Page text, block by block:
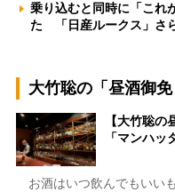
乗り込むと同時に「これ
た 「日産ルークス」さ
大竹聡の「昼酒御免
【大竹聡の
「マンハ
お酒はいつ飲んでもいい